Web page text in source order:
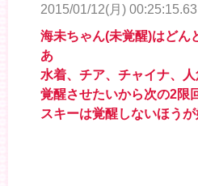
2015/01/12(月)
海未ちゃん(未覚醒)はどん
あ
水着、チア、チャイナ、
覚醒させたいから次の2限
スキーは覚醒しないほうが